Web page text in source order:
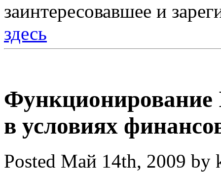
заинтересовавшее и
здесь
Функционирование
в условиях
Posted Май 14th, 2009 by